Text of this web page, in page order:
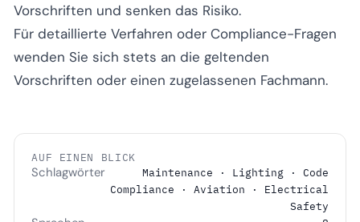
Vorschriften und senken das Risiko.
Für detaillierte Verfahren oder Compliance-Fragen
wenden Sie sich stets an die geltenden
Vorschriften oder einen zugelassenen Fachmann.
AUF EINEN BLICK
Schlagwörter
Maintenance · Lighting · Code
Compliance · Aviation · Electrical
Safety